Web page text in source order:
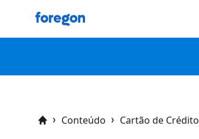
Foregon.com
HomeConteúdo Cartão de Crédito